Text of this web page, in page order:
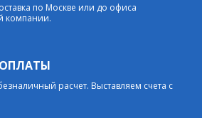
по Москве или до офиса
компании.
расчет. Выставляем счета с